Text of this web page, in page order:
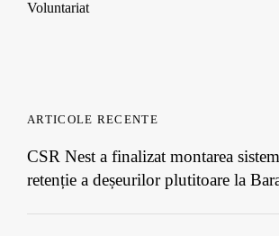
Voluntariat
ARTICOLE RECENTE
CSR Nest a finalizat montarea
retenție a deșeurilor plutitoare la